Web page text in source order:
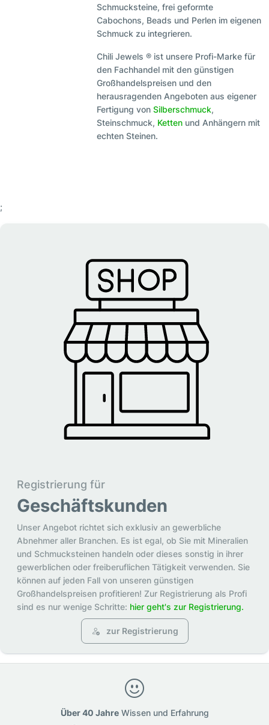
Schmucksteine, frei geformte
Cabochons, Beads und Perlen im eigenen
Schmuck zu integrieren.
Chili Jewels ® ist unsere Profi-Marke für
den Fachhandel mit den günstigen
Großhandelspreisen und den
herausragenden Angeboten aus eigener
Fertigung vonSilberschmuck,
Steinschmuck, Ketten und Anhängern mit
echten Steinen.
;
Registrierung für
Geschäftskunden
Unser Angebot richtet sich exklusiv an gewerbliche
Abnehmer aller Branchen. Es ist egal, ob Sie mit Mineralien
und Schmucksteinen handeln oder dieses sonstig in ihrer
gewerblichen oder freiberuflichen Tätigkeit verwenden. Sie
können auf jeden Fall von unseren günstigen
Großhandelspreisen profitieren! Zur Registrierung als Profi
sind es nur wenige Schritte: hier geht's zur Registrierung.
zur Registrierung
Über 40 JahreWissen und Erfahrung